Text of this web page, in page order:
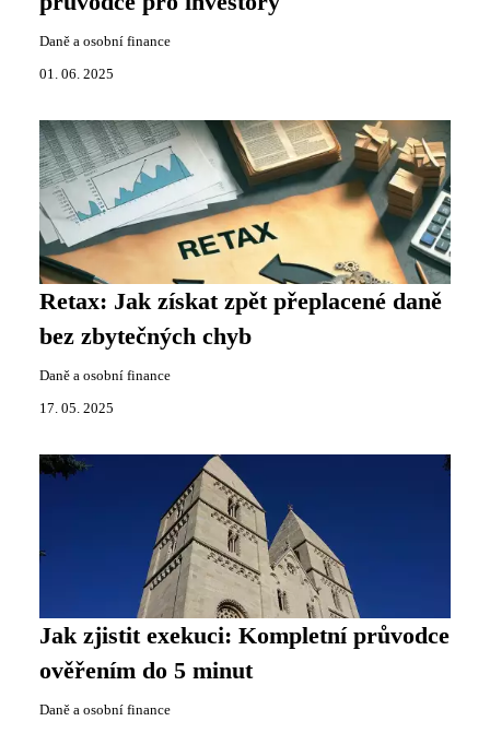
Daně a osobní finance
01. 06. 2025
Retax: Jak získat zpět přeplacené daně
bez zbytečných chyb
Daně a osobní finance
17. 05. 2025
Jak zjistit exekuci: Kompletní průvodce
ověřením do 5 minut
Daně a osobní finance